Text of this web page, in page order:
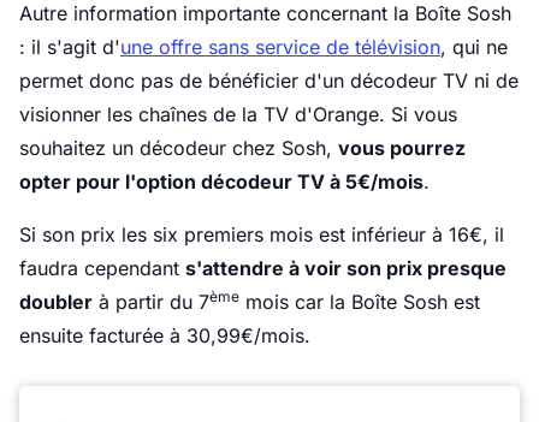
Autre information importante concernant la Boîte Sosh
: il s'agit d'une offre sans service de télévision, qui ne
permet donc pas de bénéficier d'un décodeur TV ni de
visionner les chaînes de la TV d'Orange. Si vous
souhaitez un décodeur chez Sosh, vous pourrez
opter pour l'option décodeur TV à 5€/mois.
Si son prix les six premiers mois est inférieur à 16€, il
faudra cependant s'attendre à voir son prix presque
doubler à partir du 7ème mois car la Boîte Sosh est
ensuite facturée à 30,99€/mois.